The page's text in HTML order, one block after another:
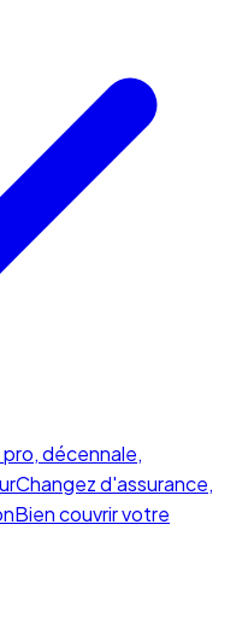
pro, décennale,
Changez d'assurance,
Bien couvrir votre